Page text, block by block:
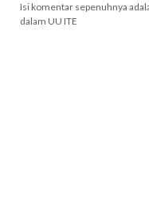
Isi komentar sepenuhnya
dalam UU ITE